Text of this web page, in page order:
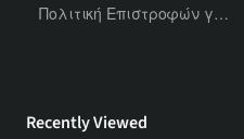
Πολιτική Επιστροφών για Χύμα Αρώματα
Recently Viewed